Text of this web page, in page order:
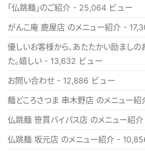
「仏跳麺」のご紹介 - 25,064 ビュー
がんこ庵 鹿屋店 のメニュー紹介 -
優しいお客様から、あたたかい励ましの
た。嬉しい - 13,632 ビュー
お問い合わせ - 12,886 ビュー
麺どころさつま 串木野店 のメニュー紹
仏跳麺 笹貫バイパス店 のメニュー紹介
仏跳麺 坂元店 のメニュー紹介 -